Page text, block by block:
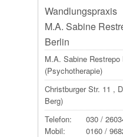
Wandlungspraxis
M.A. Sabine
Berlin
M.A. Sabine
(Psychotherapie)
Christburger Str. 11 , D
Berg)
Telefon:
030 /
Mobil:
0160 /